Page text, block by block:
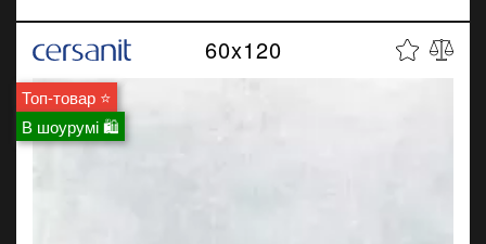
Топ-товар ⭐
В шоурумі 🛍
60x120